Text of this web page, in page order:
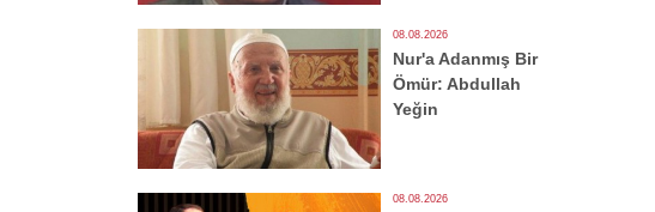
08.08.2026
Nur'a Adanmış Bir
Ömür: Abdullah
Yeğin
08.08.2026